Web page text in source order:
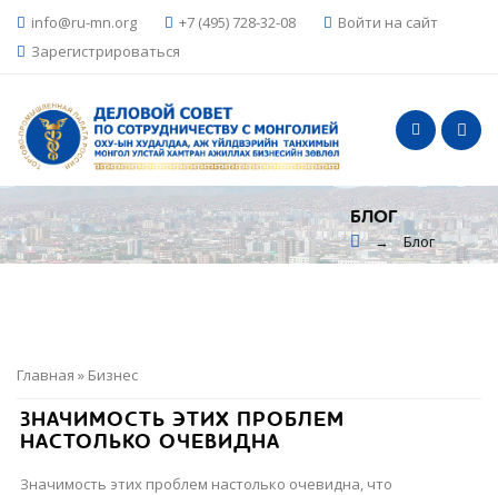
info@ru-mn.org +7 (495) 728-32-08
Войти на сайт
Зарегистрироваться
БЛОГ
→ Блог
Главная » Бизнес
ЗНАЧИМОСТЬ ЭТИХ ПРОБЛЕМ
НАСТОЛЬКО ОЧЕВИДНА
Значимость этих проблем настолько очевидна, что